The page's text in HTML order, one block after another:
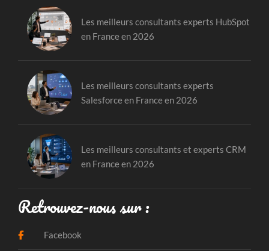
Les meilleurs consultants experts HubSpot
en France en 2026
Les meilleurs consultants experts
Salesforce en France en 2026
Les meilleurs consultants et experts CRM
en France en 2026
Retrouvez-nous sur :
Facebook